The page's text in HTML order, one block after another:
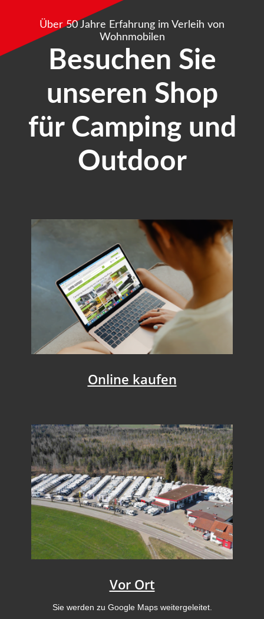
Über 50 Jahre Erfahrung im Verleih von
Wohnmobilen
Besuchen Sie
unseren Shop
für Camping und
Outdoor
Online kaufen
Vor Ort
Sie werden zu Google Maps weitergeleitet.